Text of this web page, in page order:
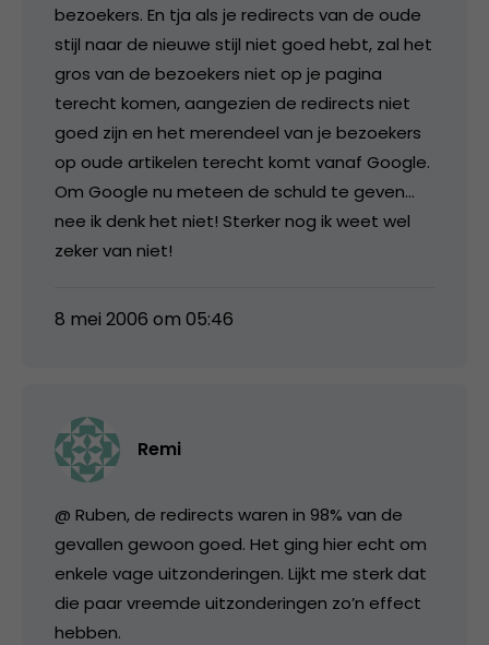
bezoekers. En tja als je redirects van de oude
stijl naar de nieuwe stijl niet goed hebt, zal het
gros van de bezoekers niet op je pagina
terecht komen, aangezien de redirects niet
goed zijn en het merendeel van je bezoekers
op oude artikelen terecht komt vanaf Google.
Om Google nu meteen de schuld te geven…
nee ik denk het niet! Sterker nog ik weet wel
zeker van niet!
8 mei 2006 om 05:46
Remi
@ Ruben, de redirects waren in 98% van de
gevallen gewoon goed. Het ging hier echt om
enkele vage uitzonderingen. Lijkt me sterk dat
die paar vreemde uitzonderingen zo’n effect
hebben.